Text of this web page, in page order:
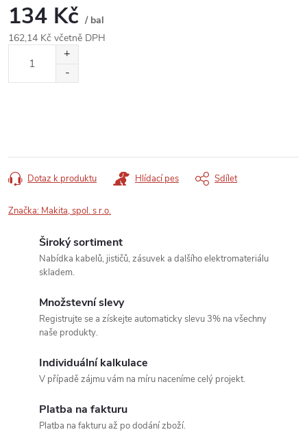
134 Kč / bal
162,14 Kč včetně DPH
Dotaz k produktu Hlídací pes Sdílet
Značka: Makita, spol. s r.o.
Široký sortiment
Nabídka kabelů, jističů, zásuvek a dalšího elektromateriálu
skladem.
Množstevní slevy
Registrujte se a získejte automaticky slevu 3% na všechny
naše produkty.
Individuální kalkulace
V případě zájmu vám na míru naceníme celý projekt.
Platba na fakturu
Platba na fakturu až po dodání zboží.